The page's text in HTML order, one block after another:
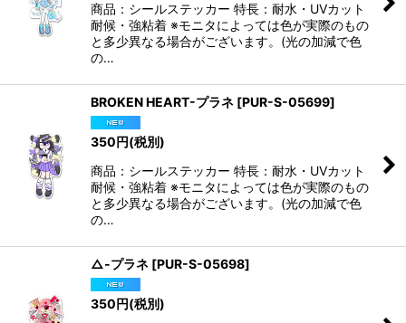
商品：シールステッカー 特長：耐水・UVカット
耐候・強粘着 ※モニタによっては色が実際のもの
と多少異なる場合がございます。(光の加減で色
の…
BROKEN HEART-プラネ [PUR-S-05699]
350円(税別)
商品：シールステッカー 特長：耐水・UVカット
耐候・強粘着 ※モニタによっては色が実際のもの
と多少異なる場合がございます。(光の加減で色
の…
△-プラネ [PUR-S-05698]
350円(税別)